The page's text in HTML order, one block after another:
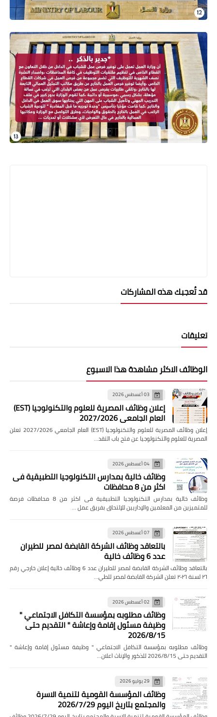
قد تُعجبك هذه المشاركات
تعليقات
الوظائف الاكثر مشاهدة هذا الاسبوع
03 أغسطس 2026
إعلان وظائف المصرية للعلوم والتكنولوجيا (EST)
العام الجامعي 2027/2026
إعلان وظائف المصرية للعلوم والتكنولوجيا (EST) العام الجامعي 2027/2026 تعلن
المصرية للعلوم والتكنولوجيا عن فتح باب التقد…
04 أغسطس 2026
وظائف خالية بمدارس التكنولوجيا التطبيقية فى
اكثر من 8 محافظات
وظائف خالية بمدارس التكنولوجيا التطبيقية فى اكثر من 8 محافظات فرصة
للمتميزين من المعلمين والإداريين للإلتحاق بفريق عمل …
07 أغسطس 2026
بالتعاقد وظائف الشركة القابضة لمصر للطيران
عدد 6 وظائف خالية
بالتعاقد وظائف الشركة القابضة لمصر للطيران عدد 6 وظائف خالية إعلان خارجي رقم
٢٦ لسنة ٢٠٢٦ تعلن الشركة القابضة لمصر للطي…
02 أغسطس 2026
وظائف مطلوبه بمؤسسة التكافل الاجتماعي "
وظيفة مسئول إقامة وإعاشة " التقديم حتى
2026/8/15
وظائف مطلوبه بمؤسسة التكافل الاجتماعي " وظيفة مسئول إقامة وإعاشة "
التقديم حتى 2026/8/15 للذكور والإناث اعلان…
29 يوليو 2026
وظائف المؤسسة القومية لتنمية الاسرة
والمجتمع بتاريخ اليوم 2026/7/29